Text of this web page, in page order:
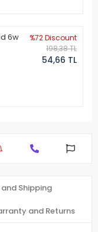
6w
%72 Discount
198,38 TL
54,66 TL
Shipping
and Returns